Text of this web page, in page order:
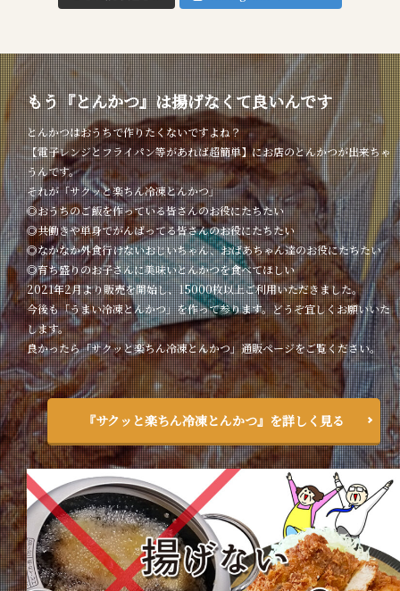
もう『とんかつ』は揚げなくて良いんです
とんかつはおうちで作りたくないですよね？
【電子レンジとフライパン等があれば超簡単】にお店のとんかつが出来ちゃ
うんです。
それが「サクッと楽ちん冷凍とんかつ」
◎おうちのご飯を作っている皆さんのお役にたちたい
◎共働きや単身でがんばってる皆さんのお役にたちたい
◎なかなか外食行けないおじいちゃん、おばあちゃん達のお役にたちたい
◎育ち盛りのお子さんに美味いとんかつを食べてほしい
2021年2月より販売を開始し、15000枚以上ご利用いただきました。
今後も「うまい冷凍とんかつ」を作って参ります。どうぞ宜しくお願いいた
します。
良かったら「サクッと楽ちん冷凍とんかつ」通販ページをご覧ください。
『サクッと楽ちん冷凍とんかつ』を詳しく見る